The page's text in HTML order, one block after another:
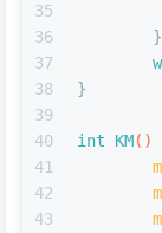
35
36
37
38
39
40
41
42
43
	}
}
int KM()